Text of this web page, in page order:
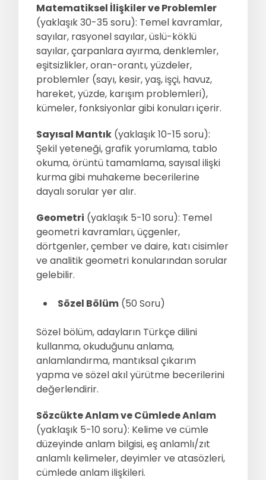
Matematiksel İlişkiler ve Problemler
(yaklaşık 30-35 soru): Temel kavramlar,
sayılar, rasyonel sayılar, üslü-köklü
sayılar, çarpanlara ayırma, denklemler,
eşitsizlikler, oran-orantı, yüzdeler,
problemler (sayı, kesir, yaş, işçi, havuz,
hareket, yüzde, karışım problemleri),
kümeler, fonksiyonlar gibi konuları içerir.
Sayısal Mantık (yaklaşık 10-15 soru):
Şekil yeteneği, grafik yorumlama, tablo
okuma, örüntü tamamlama, sayısal ilişki
kurma gibi muhakeme becerilerine
dayalı sorular yer alır.
Geometri (yaklaşık 5-10 soru): Temel
geometri kavramları, üçgenler,
dörtgenler, çember ve daire, katı cisimler
ve analitik geometri konularından sorular
gelebilir.
Sözel Bölüm (50 Soru)
Sözel bölüm, adayların Türkçe dilini
kullanma, okuduğunu anlama,
anlamlandırma, mantıksal çıkarım
yapma ve sözel akıl yürütme becerilerini
değerlendirir.
Sözcükte Anlam ve Cümlede Anlam
(yaklaşık 5-10 soru): Kelime ve cümle
düzeyinde anlam bilgisi, eş anlamlı/zıt
anlamlı kelimeler, deyimler ve atasözleri,
cümlede anlam ilişkileri.